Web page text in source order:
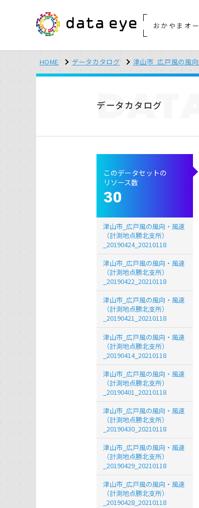
おかやまオ
HOME データカタログ 津山市_広戸風の風
データカタログ
DATA
このデータセットの
リソース数
30
津山市_広戸風の風向・風速
（計測地点勝北支所）
_20190424_20210118
津山市_広戸風の風向・風速
（計測地点勝北支所）
_20190422_20210118
津山市_広戸風の風向・風速
（計測地点勝北支所）
_20190421_20210118
津山市_広戸風の風向・風速
（計測地点勝北支所）
_20190414_20210118
津山市_広戸風の風向・風速
（計測地点勝北支所）
_20190401_20210118
津山市_広戸風の風向・風速
（計測地点勝北支所）
_20190430_20210118
津山市_広戸風の風向・風速
（計測地点勝北支所）
_20190429_20210118
津山市_広戸風の風向・風速
（計測地点勝北支所）
_20190428_20210118